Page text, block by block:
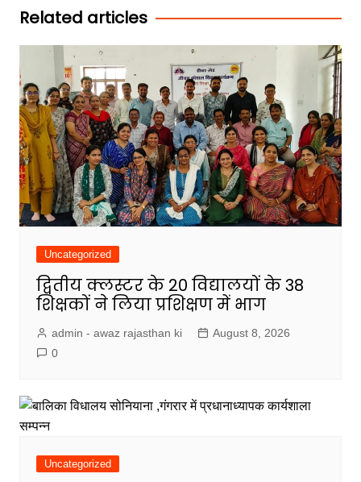
Related articles
Uncategorized
द्वितीय क्लस्टर के 20 विद्यालयों के 38
शिक्षकों ने लिया प्रशिक्षण में भाग
admin - awaz rajasthan ki
August 8, 2026
0
Uncategorized